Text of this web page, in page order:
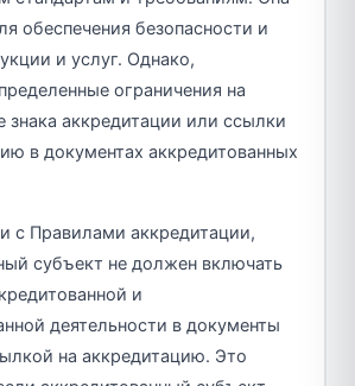
обеспечения безопасности и
и услуг. Однако,
ограничения на
знака аккредитации или ссылки
в документах аккредитованных
с Правилами аккредитации,
субъект не должен включать
и
деятельности в документы
на аккредитацию. Это